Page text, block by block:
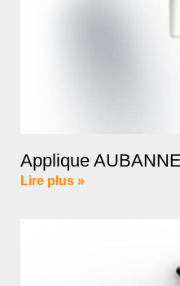
Applique
Lire plus »